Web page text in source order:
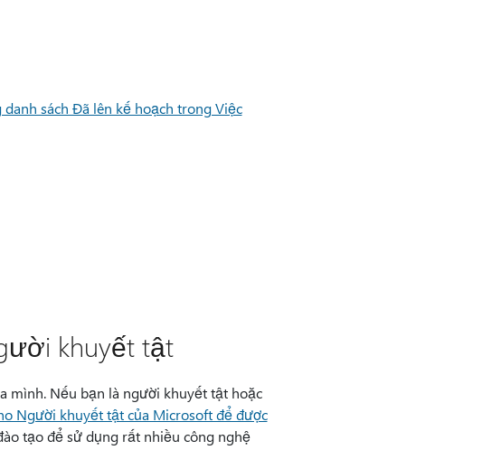
sách Đã lên kế hoạch trong Việc
khuyết tật
mình. Nếu bạn là người khuyết tật hoặc
Người khuyết tật của Microsoft để được
tạo để sử dụng rất nhiều công nghệ